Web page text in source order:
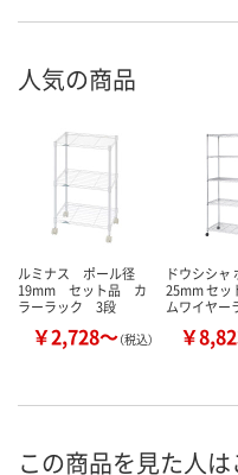
人気の商品
ルミナス ポール径
19mm セット品 カ
ラーラック 3段
￥2,728～（税込）
ドウシシャ
25mm セッ
ムワイヤー
￥
この商品を見た人